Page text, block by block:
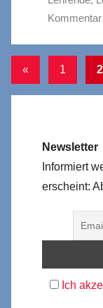
der
« Vorherige
1 2
Newsletter
Informiert
erscheint:
Ich